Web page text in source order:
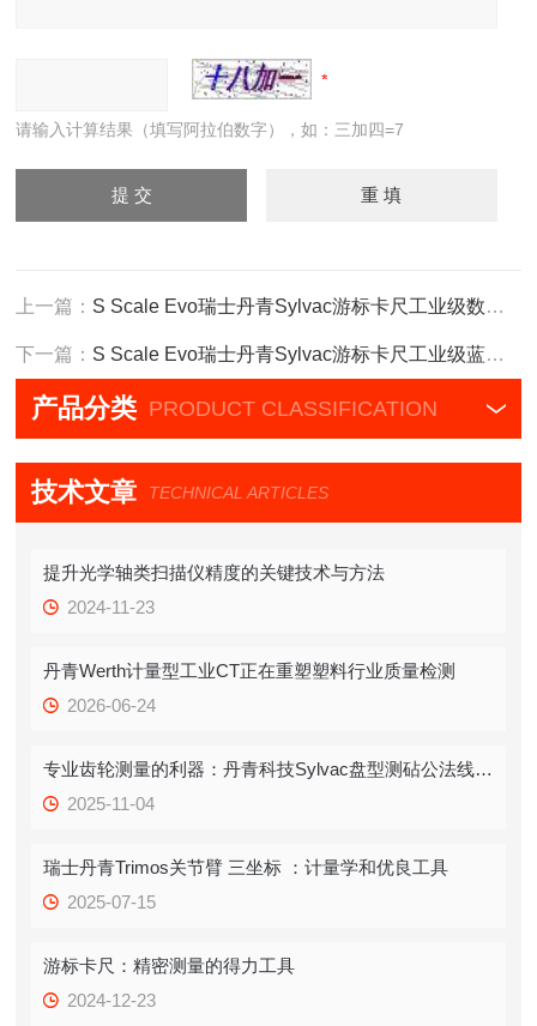
请输入计算结果（填写阿拉伯数字），如：三加四=7
上一篇： S Scale Evo瑞士丹青Sylvac游标卡尺工业级数显感珊尺
下一篇： S Scale Evo瑞士丹青Sylvac游标卡尺工业级蓝牙感珊尺
产品分类 PRODUCT CLASSIFICATION
技术文章 TECHNICAL ARTICLES
提升光学轴类扫描仪精度的关键技术与方法
2024-11-23
丹青Werth计量型工业CT正在重塑塑料行业质量检测
2026-06-24
专业齿轮测量的利器：丹青科技Sylvac盘型测砧公法线千分尺
2025-11-04
瑞士丹青Trimos关节臂 三坐标 ：计量学和优良工具
2025-07-15
游标卡尺：精密测量的得力工具
2024-12-23